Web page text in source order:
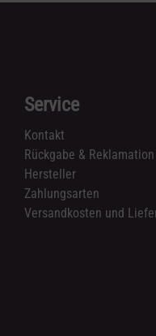
Service
Kontakt
Rückgabe & Reklamation
Hersteller
Zahlungsarten
Versandkosten und